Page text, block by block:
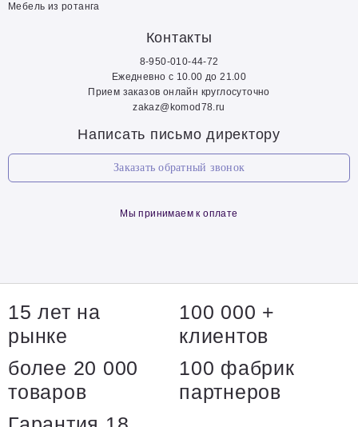
Мебель из ротанга
Контакты
8-950-010-44-72
Ежедневно с 10.00 до 21.00
Прием заказов онлайн круглосуточно
zakaz@komod78.ru
Написать письмо директору
Заказать обратный звонок
Мы принимаем к оплате
15 лет на
рынке
100 000 +
клиентов
более 20 000
товаров
100 фабрик
партнеров